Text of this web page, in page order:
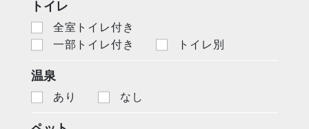
トイレ
全室トイレ付き
一部トイレ付き
トイレ別
温泉
あり なし